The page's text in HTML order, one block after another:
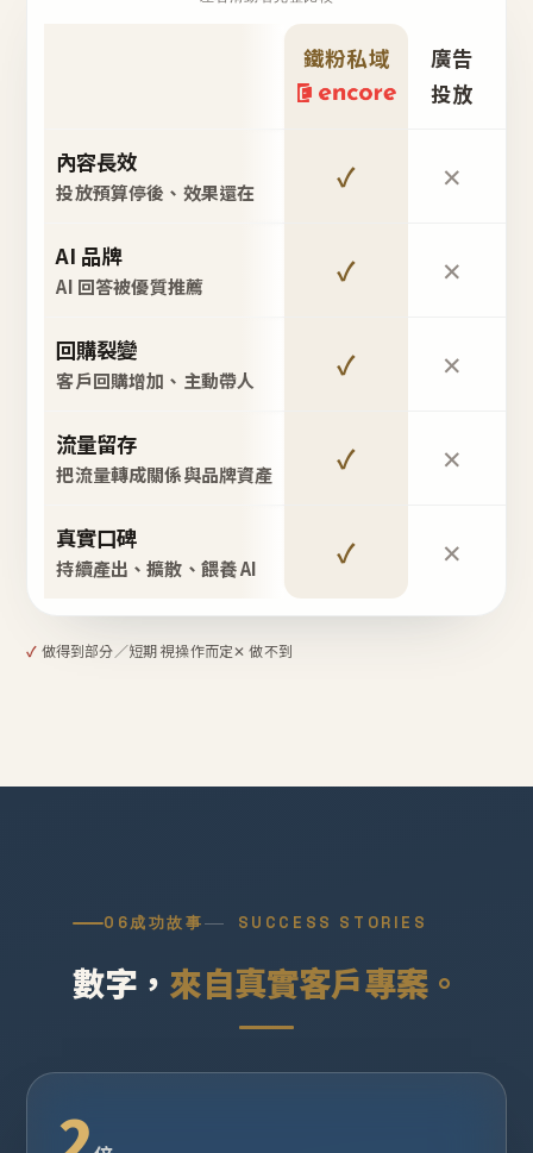
鐵粉私域
廣告
投放
內容長效
投放預算停後、效果還在 ✓ ✕
AI 品牌
AI 回答被優質推薦 ✓ ✕
回購裂變
客戶回購增加、主動帶人 ✓ ✕
流量留存
把流量轉成關係與品牌資產 ✓ ✕
真實口碑
持續產出、擴散、餵養 AI ✓ ✕
✓ 做得到部分／短期 視操作而定✕ 做不到
06成功故事 SUCCESS STORIES
數字， 來自真實客戶專案。